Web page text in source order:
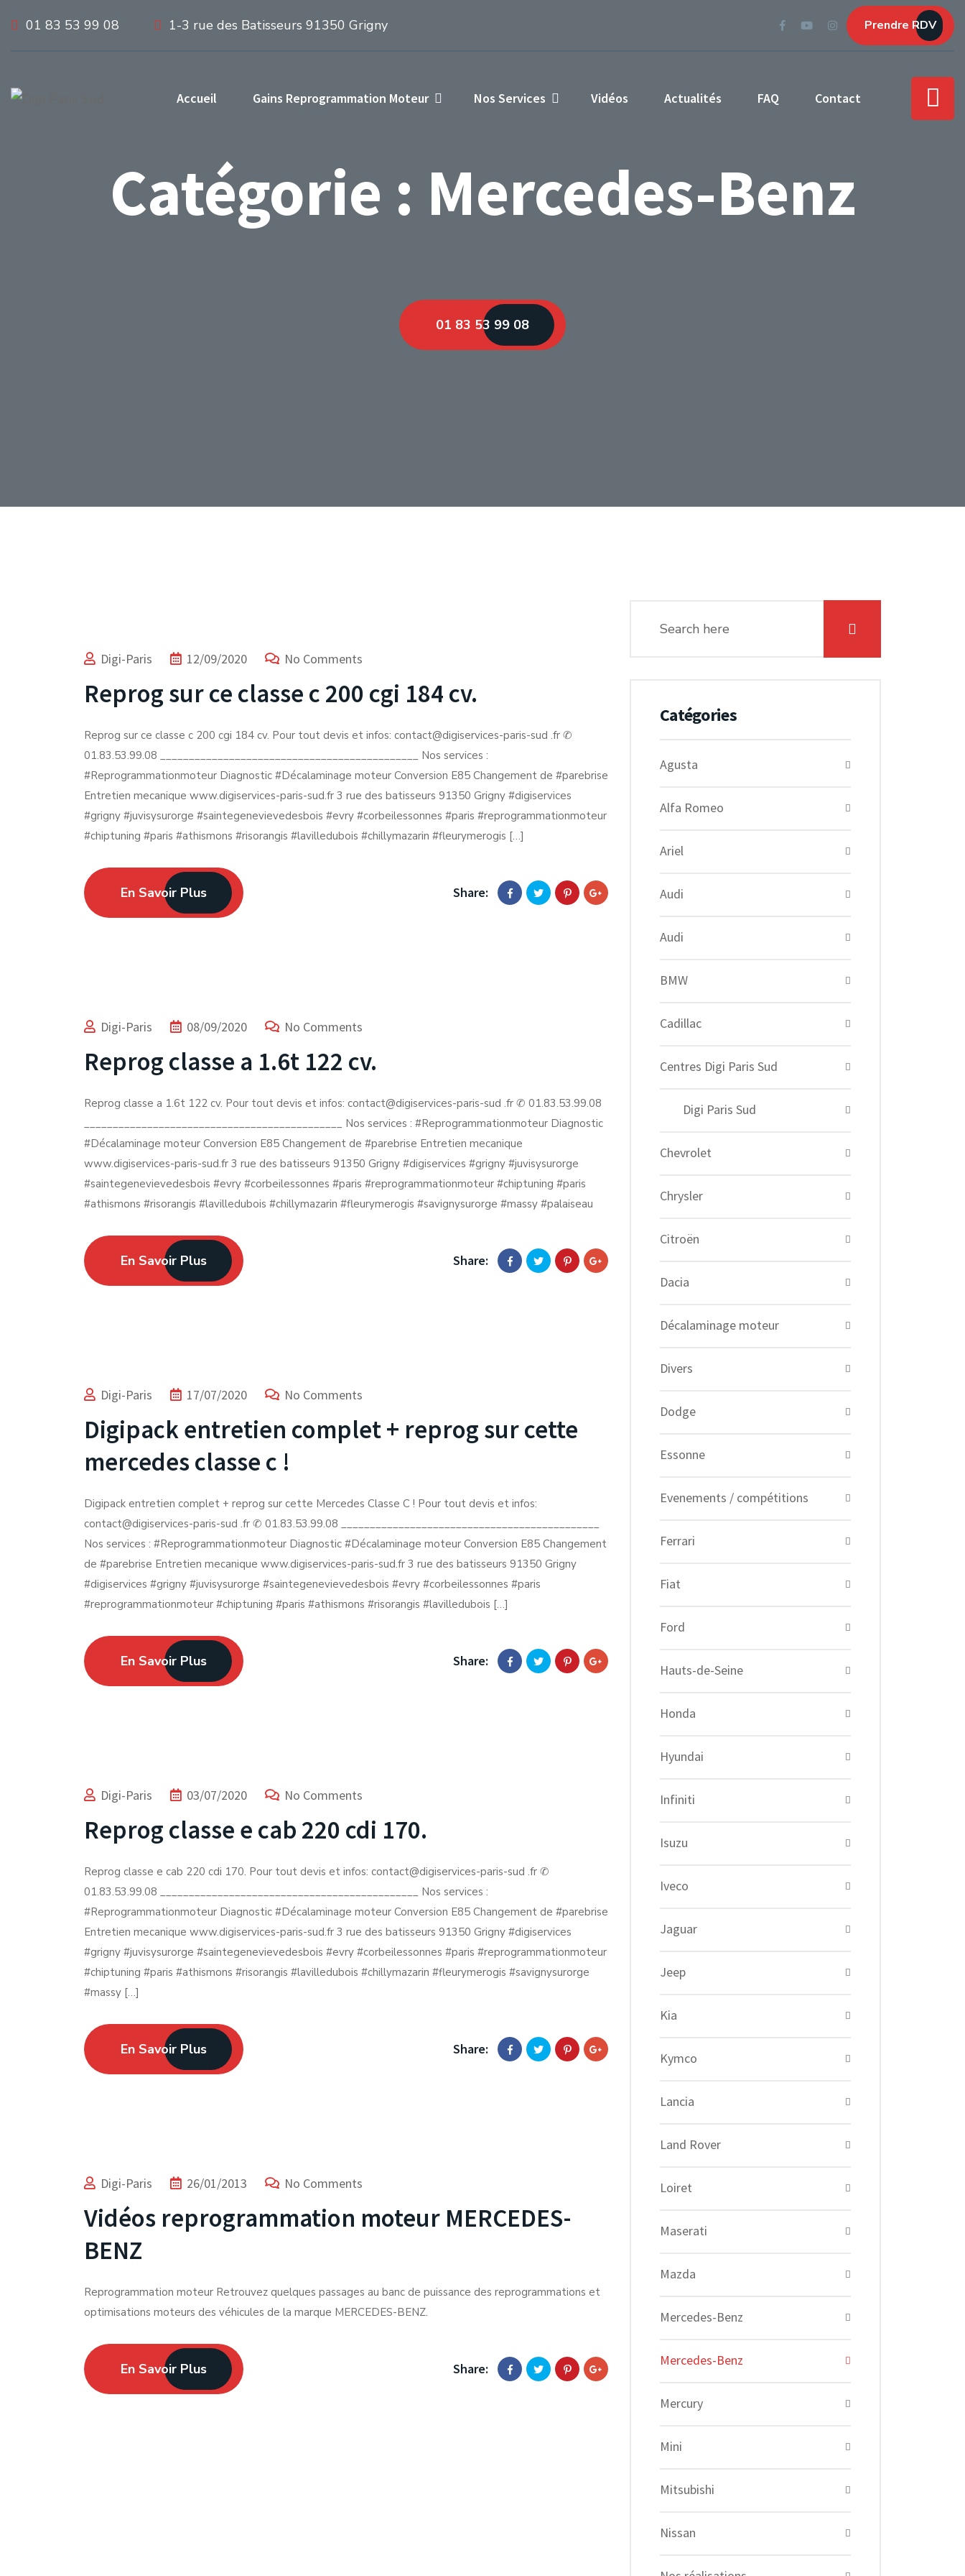
01 83 53 99 08 1-3 rue des Batisseurs 91350 Grigny Prendre RDV
Accueil Gains Reprogrammation Moteur Nos Services Vidéos Actualités FAQ Contact
Catégorie : Mercedes-Benz
01 83 53 99 08
Digi-Paris 12/09/2020 No Comments
Reprog sur ce classe c 200 cgi 184 cv.
Reprog sur ce classe c 200 cgi 184 cv. Pour tout devis et infos: contact@digiservices-paris-sud .fr ✆
01.83.53.99.08 _____________________________________________ Nos services :
#Reprogrammationmoteur Diagnostic #Décalaminage moteur Conversion E85 Changement de #parebrise
Entretien mecanique www.digiservices-paris-sud.fr 3 rue des batisseurs 91350 Grigny #digiservices
#grigny #juvisysurorge #saintegenevievedesbois #evry #corbeilessonnes #paris #reprogrammationmoteur
#chiptuning #paris #athismons #risorangis #lavilledubois #chillymazarin #fleurymerogis […]
En Savoir Plus Share:
Digi-Paris 08/09/2020 No Comments
Reprog classe a 1.6t 122 cv.
Reprog classe a 1.6t 122 cv. Pour tout devis et infos: contact@digiservices-paris-sud .fr ✆ 01.83.53.99.08
_____________________________________________ Nos services : #Reprogrammationmoteur Diagnostic
#Décalaminage moteur Conversion E85 Changement de #parebrise Entretien mecanique
www.digiservices-paris-sud.fr 3 rue des batisseurs 91350 Grigny #digiservices #grigny #juvisysurorge
#saintegenevievedesbois #evry #corbeilessonnes #paris #reprogrammationmoteur #chiptuning #paris
#athismons #risorangis #lavilledubois #chillymazarin #fleurymerogis #savignysurorge #massy #palaiseau
En Savoir Plus Share:
Digi-Paris 17/07/2020 No Comments
Digipack entretien complet + reprog sur cette
mercedes classe c !
Digipack entretien complet + reprog sur cette Mercedes Classe C ! Pour tout devis et infos:
contact@digiservices-paris-sud .fr ✆ 01.83.53.99.08 _____________________________________________
Nos services : #Reprogrammationmoteur Diagnostic #Décalaminage moteur Conversion E85 Changement
de #parebrise Entretien mecanique www.digiservices-paris-sud.fr 3 rue des batisseurs 91350 Grigny
#digiservices #grigny #juvisysurorge #saintegenevievedesbois #evry #corbeilessonnes #paris
#reprogrammationmoteur #chiptuning #paris #athismons #risorangis #lavilledubois […]
En Savoir Plus Share:
Digi-Paris 03/07/2020 No Comments
Reprog classe e cab 220 cdi 170.
Reprog classe e cab 220 cdi 170. Pour tout devis et infos: contact@digiservices-paris-sud .fr ✆
01.83.53.99.08 _____________________________________________ Nos services :
#Reprogrammationmoteur Diagnostic #Décalaminage moteur Conversion E85 Changement de #parebrise
Entretien mecanique www.digiservices-paris-sud.fr 3 rue des batisseurs 91350 Grigny #digiservices
#grigny #juvisysurorge #saintegenevievedesbois #evry #corbeilessonnes #paris #reprogrammationmoteur
#chiptuning #paris #athismons #risorangis #lavilledubois #chillymazarin #fleurymerogis #savignysurorge
#massy […]
En Savoir Plus Share:
Digi-Paris 26/01/2013 No Comments
Vidéos reprogrammation moteur MERCEDES-
BENZ
Reprogrammation moteur Retrouvez quelques passages au banc de puissance des reprogrammations et
optimisations moteurs des véhicules de la marque MERCEDES-BENZ.
En Savoir Plus Share:
Catégories
Agusta
Alfa Romeo
Ariel
Audi
Audi
BMW
Cadillac
Centres Digi Paris Sud
Digi Paris Sud
Chevrolet
Chrysler
Citroën
Dacia
Décalaminage moteur
Divers
Dodge
Essonne
Evenements / compétitions
Ferrari
Fiat
Ford
Hauts-de-Seine
Honda
Hyundai
Infiniti
Isuzu
Iveco
Jaguar
Jeep
Kia
Kymco
Lancia
Land Rover
Loiret
Maserati
Mazda
Mercedes-Benz
Mercedes-Benz
Mercury
Mini
Mitsubishi
Nissan